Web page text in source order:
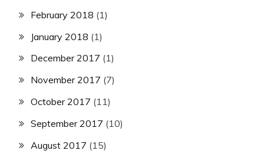
February 2018 (1)
January 2018 (1)
December 2017 (1)
November 2017 (7)
October 2017 (11)
September 2017 (10)
August 2017 (15)